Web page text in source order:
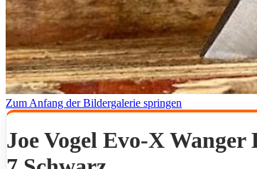
Zum Anfang der Bildergalerie springen
Joe Vogel Evo-X